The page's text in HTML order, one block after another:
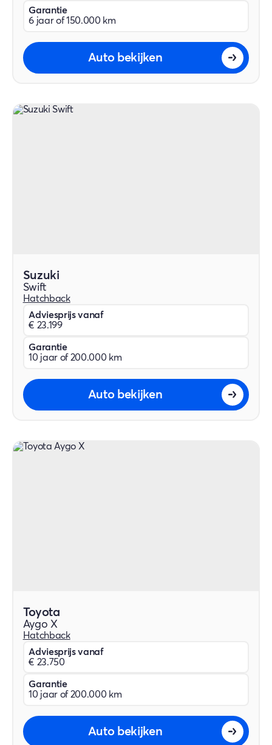
Garantie
6 jaar of 150.000 km
Auto bekijken
Suzuki
Swift
Hatchback
Adviesprijs vanaf
€ 23.199
Garantie
10 jaar of 200.000 km
Auto bekijken
Toyota
Aygo X
Hatchback
Adviesprijs vanaf
€ 23.750
Garantie
10 jaar of 200.000 km
Auto bekijken